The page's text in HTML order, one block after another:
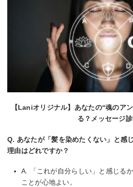
【Laniオリジナル】あなたの“魂のア
る？メッセージ
Q. あなたが「髪を染めたくない」と感
理由はどれですか？
A. 「これが自分らしい」と感じる
ことが心地よい。